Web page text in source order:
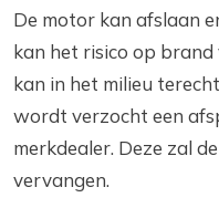
De motor kan afslaan
kan het risico op
kan in het milieu
wordt verzocht een
merkdealer. Deze zal
vervangen.